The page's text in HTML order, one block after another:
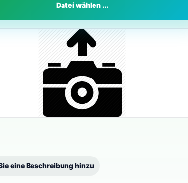
Datei wählen ...
eine Beschreibung hinzu